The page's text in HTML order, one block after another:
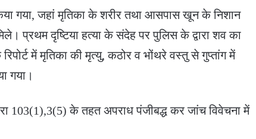
गया, जहां मृतिका के शरीर तथा आसपास खून के निशान
प्रथम दृष्टिया हत्या के संदेह पर पुलिस के द्वारा शव का
रिपोर्ट में मृतिका की मृत्यु, कठोर व भोंथरे वस्तु से गुप्तांग में
गया।
103(1),3(5) के तहत अपराध पंजीबद्ध कर जांच विवेचना में